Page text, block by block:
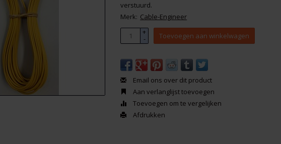
verstuurd.
Merk: Cable-Engineer
+
- Toevoegen aan winkelwagen
Email ons over dit product
Aan verlanglijst toevoegen
Toevoegen om te vergelijken
Afdrukken